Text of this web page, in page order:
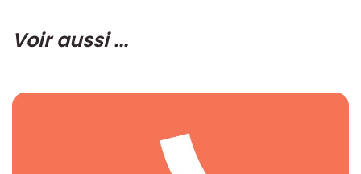
Voir aussi ...